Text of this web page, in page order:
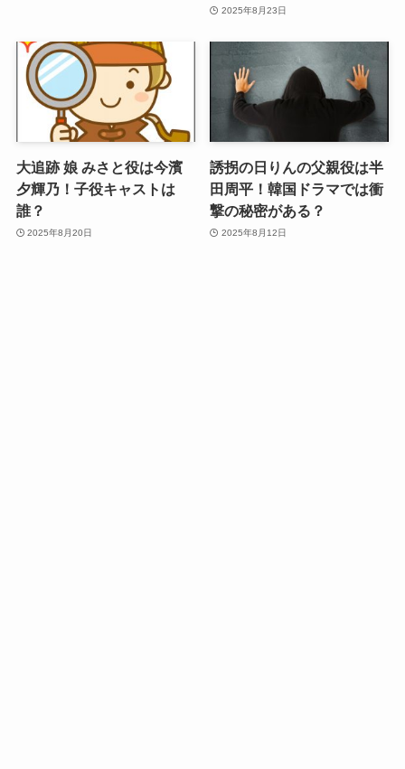
2025年8月23日
大追跡 娘 みさと役は今濱
夕輝乃！子役キャストは
誰？
2025年8月20日
誘拐の日りんの父親役は半
田周平！韓国ドラマでは衝
撃の秘密がある？
2025年8月12日